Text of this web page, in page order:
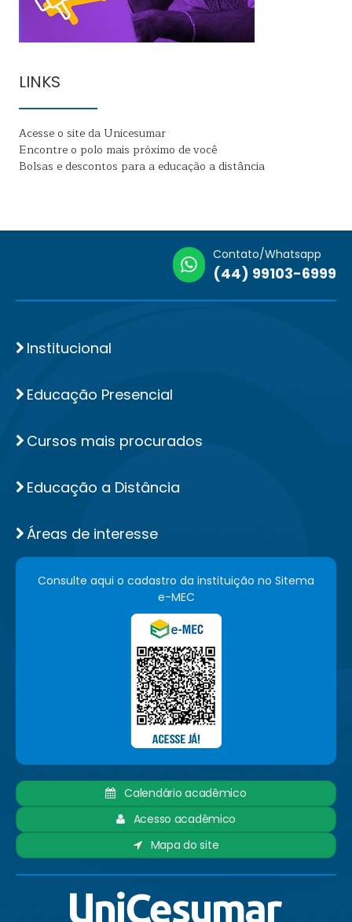
LINKS
Acesse o site da Unicesumar
Encontre o polo mais próximo de você
Bolsas e descontos para a educação a distância
Contato/Whatsapp
(44) 99103-6999
Institucional
Educação Presencial
Cursos mais procurados
Educação a Distância
Áreas de interesse
Consulte aqui o cadastro da instituição no Sitema
e-MEC
Calendário acadêmico
Acesso acadêmico
Mapa do site